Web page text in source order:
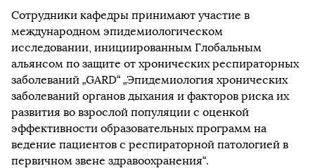
Сотрудники кафедры принимают участие в
международном эпидемиологическом
исследовании, инициированным Глобальным
альянсом по защите от хронических респираторных
заболеваний „GARD“ „Эпидемиология хронических
заболеваний органов дыхания и факторов риска их
развития во взрослой популяции с оценкой
эффективности образовательных программ на
ведение пациентов с респираторной патологией в
первичном звене здравоохранения“.